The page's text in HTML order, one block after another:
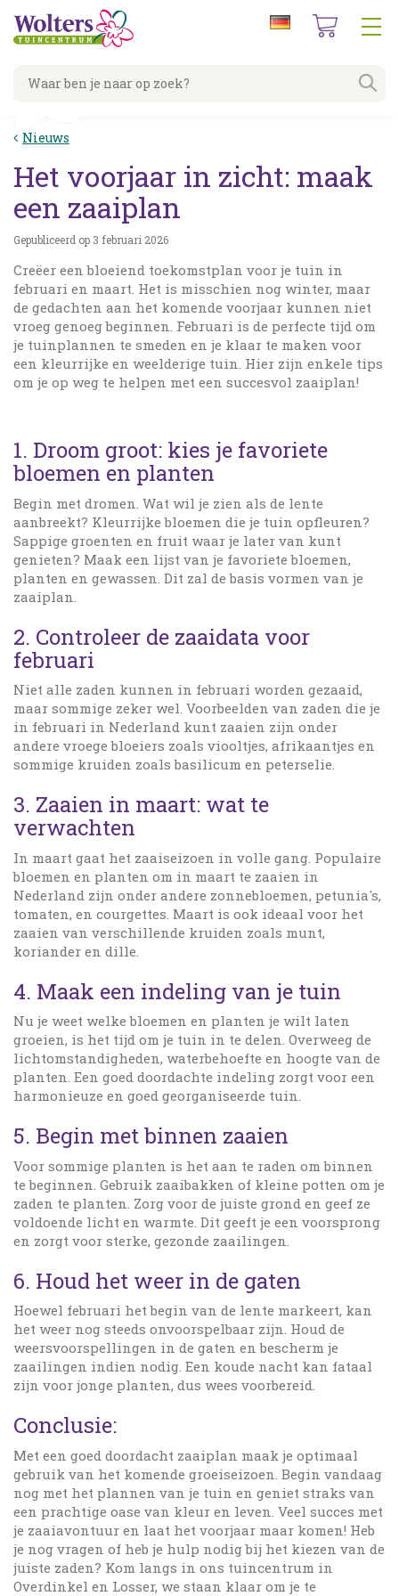
Nieuws
Het voorjaar in zicht: maak
een zaaiplan
Gepubliceerd op 3 februari 2026
Creëer een bloeiend toekomstplan voor je tuin in
februari en maart. Het is misschien nog winter, maar
de gedachten aan het komende voorjaar kunnen niet
vroeg genoeg beginnen. Februari is de perfecte tijd om
je tuinplannen te smeden en je klaar te maken voor
een kleurrijke en weelderige tuin. Hier zijn enkele tips
om je op weg te helpen met een succesvol zaaiplan!
1. Droom groot: kies je favoriete
bloemen en planten
Begin met dromen. Wat wil je zien als de lente
aanbreekt? Kleurrijke bloemen die je tuin opfleuren?
Sappige groenten en fruit waar je later van kunt
genieten? Maak een lijst van je favoriete bloemen,
planten en gewassen. Dit zal de basis vormen van je
zaaiplan.
2. Controleer de zaaidata voor
februari
Niet alle zaden kunnen in februari worden gezaaid,
maar sommige zeker wel. Voorbeelden van zaden die je
in februari in Nederland kunt zaaien zijn onder
andere vroege bloeiers zoals viooltjes, afrikaantjes en
sommige kruiden zoals basilicum en peterselie.
3. Zaaien in maart: wat te
verwachten
In maart gaat het zaaiseizoen in volle gang. Populaire
bloemen en planten om in maart te zaaien in
Nederland zijn onder andere zonnebloemen, petunia's,
tomaten, en courgettes. Maart is ook ideaal voor het
zaaien van verschillende kruiden zoals munt,
koriander en dille.
4. Maak een indeling van je tuin
Nu je weet welke bloemen en planten je wilt laten
groeien, is het tijd om je tuin in te delen. Overweeg de
lichtomstandigheden, waterbehoefte en hoogte van de
planten. Een goed doordachte indeling zorgt voor een
harmonieuze en goed georganiseerde tuin.
5. Begin met binnen zaaien
Voor sommige planten is het aan te raden om binnen
te beginnen. Gebruik zaaibakken of kleine potten om je
zaden te planten. Zorg voor de juiste grond en geef ze
voldoende licht en warmte. Dit geeft je een voorsprong
en zorgt voor sterke, gezonde zaailingen.
6. Houd het weer in de gaten
Hoewel februari het begin van de lente markeert, kan
het weer nog steeds onvoorspelbaar zijn. Houd de
weersvoorspellingen in de gaten en bescherm je
zaailingen indien nodig. Een koude nacht kan fataal
zijn voor jonge planten, dus wees voorbereid.
Conclusie:
Met een goed doordacht zaaiplan maak je optimaal
gebruik van het komende groeiseizoen. Begin vandaag
nog met het plannen van je tuin en geniet straks van
een prachtige oase van kleur en leven. Veel succes met
je zaaiavontuur en laat het voorjaar maar komen! Heb
je nog vragen of heb je hulp nodig bij het kiezen van de
juiste zaden? Kom langs in ons tuincentrum in
Overdinkel en Losser, we staan klaar om je te